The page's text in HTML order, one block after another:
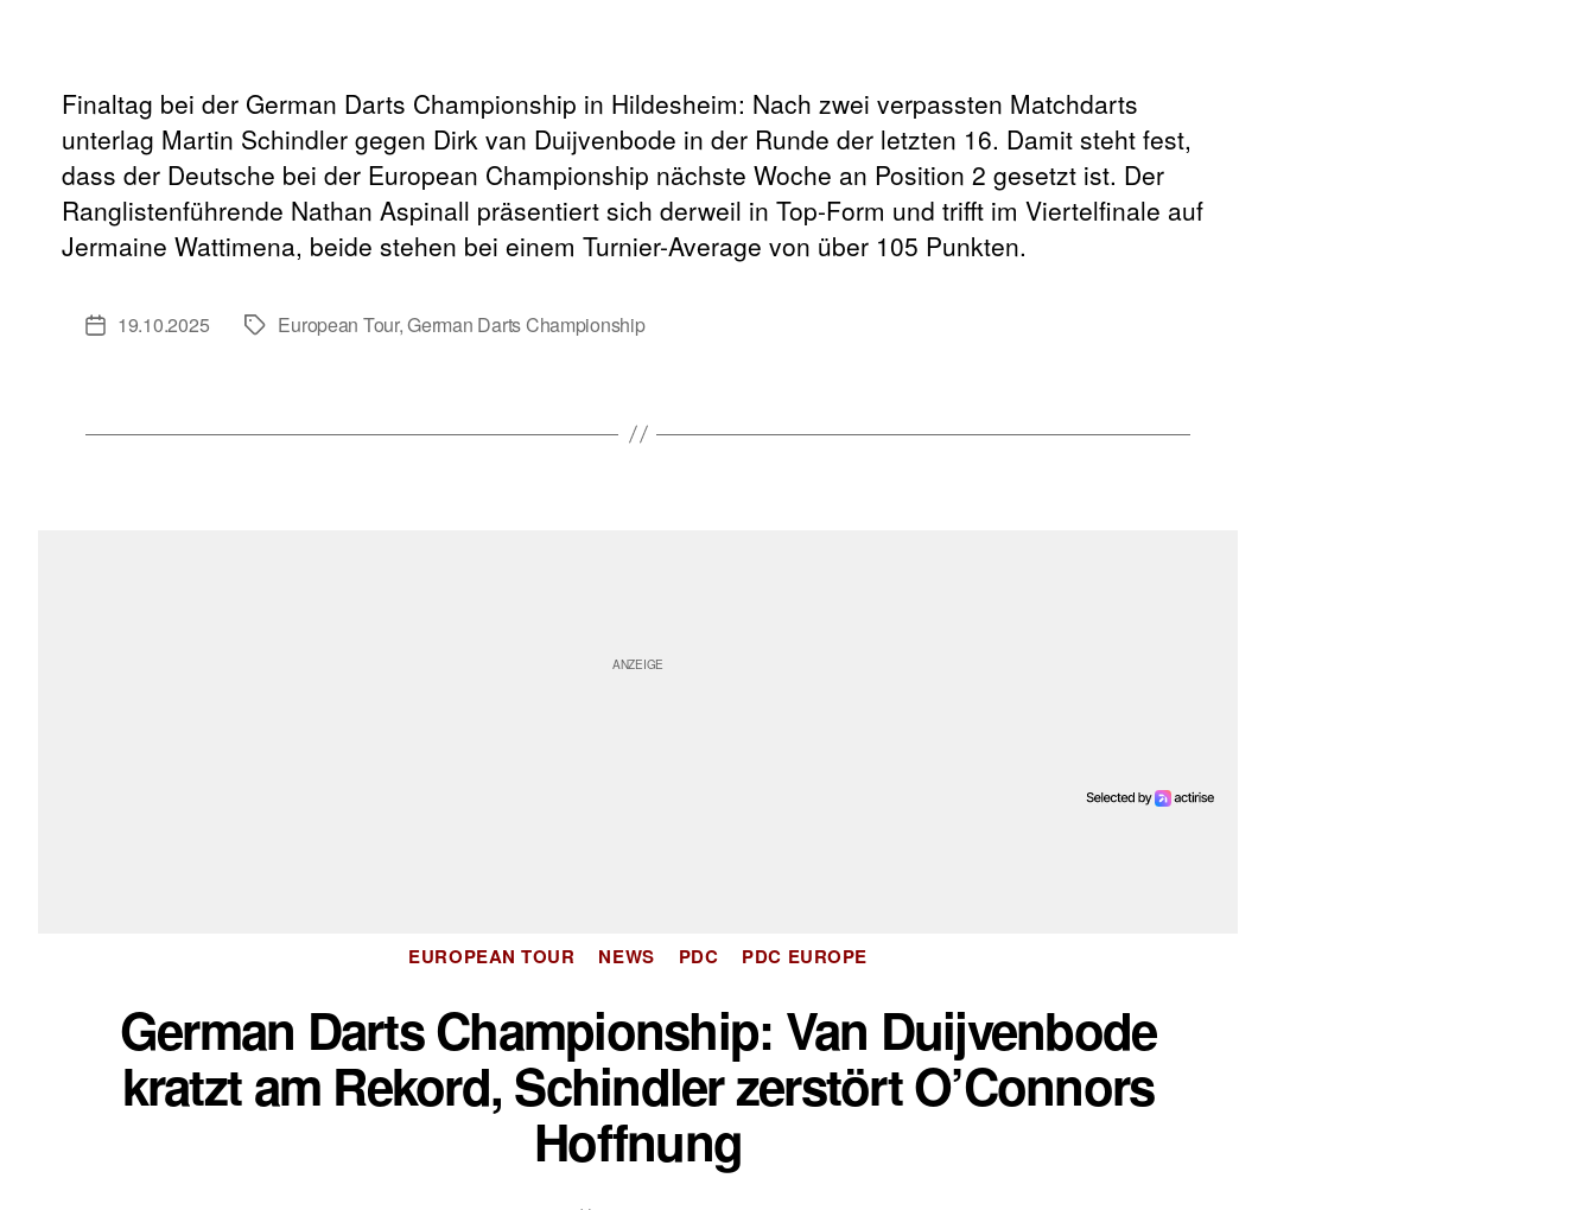
Finaltag bei der German Darts Championship in Hildesheim: Nach zwei verpassten Matchdarts
unterlag Martin Schindler gegen Dirk van Duijvenbode in der Runde der letzten 16. Damit steht fest,
dass der Deutsche bei der European Championship nächste Woche an Position 2 gesetzt ist. Der
Ranglistenführende Nathan Aspinall präsentiert sich derweil in Top-Form und trifft im Viertelfinale auf
Jermaine Wattimena, beide stehen bei einem Turnier-Average von über 105 Punkten.
Veröffentlichungsdatum
19.10.2025 Schlagwörter
European Tour,German Darts Championship
Kategorien
EUROPEAN TOUR NEWS PDC PDC EUROPE
German Darts Championship: Van Duijvenbode
kratzt am Rekord, Schindler zerstört O’Connors
Hoffnung